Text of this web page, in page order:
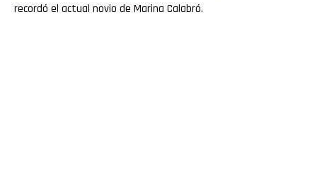
recordó el actual novio de Marina Calabró.